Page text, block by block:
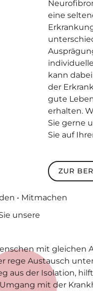
eine
kann
der
gute
erhalten.
Sie gerne
Sie auf
ZurZUR
• Mitmachen
unsere
mit gleichen
rege Austausch
aus der Isolation,
mit der